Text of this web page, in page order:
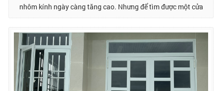
nhôm kính ngày càng tăng cao. Nhưng để tìm được một cửa
hàng ...